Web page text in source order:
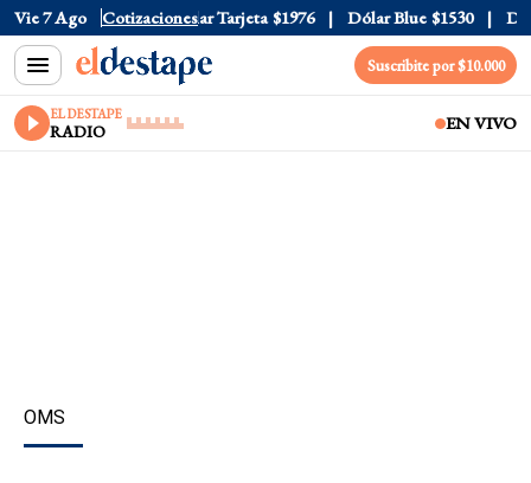
Vie 7 Ago Cotizaciones
Oficial $1520 Dólar Tarjeta $1976 Dólar Blue $1530 Dólar
Suscribite por $10.000
EL DESTAPE
RADIO EN VIVO
OMS